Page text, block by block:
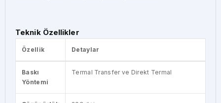
Teknik Özellikler
Özellik Detaylar
Baskı
Yöntemi
Termal Transfer ve Direkt Termal